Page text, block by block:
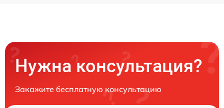
Нужна консультация?
Закажите бесплатную консультацию